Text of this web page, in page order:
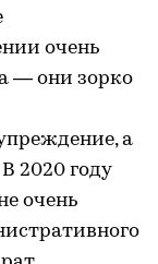
очень
— они зорко
а
2020 году
очень